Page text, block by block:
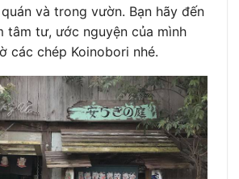
và trong vườn. Bạn hãy đến
tâm tư, ước nguyện của mình
các chép Koinobori nhé.